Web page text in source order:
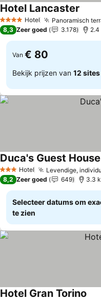
4 SterrenHotel Panoramisch
Hotel Lancaster
8,3 Zeer goed 3.178 2.4
Van € 80
Bekijk prijzen van 12 sites
3 SterrenHotel Levendige,
Duca's Guest House
8,2 Zeer goed 649 3.3
Selecteer datums om
te zien
Hotel Gran Torino